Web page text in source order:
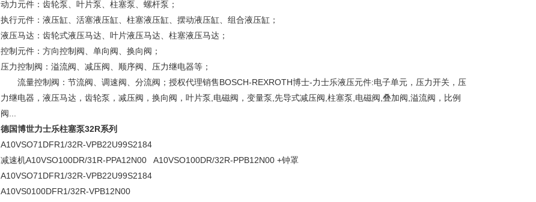
动力元件：齿轮泵、叶片泵、柱塞泵、螺杆泵；
执行元件：液压缸、活塞液压缸、柱塞液压缸、摆动液压缸、组合液压缸；
液压马达：齿轮式液压马达、叶片液压马达、柱塞液压马达；
控制元件：方向控制阀、单向阀、换向阀；
压力控制阀：溢流阀、减压阀、顺序阀、压力继电器等；
流量控制阀：节流阀、调速阀、分流阀；授权代理销售BOSCH-REXROTH博士-力士乐液压元件:电子单元，压力开关，压
力继电器，液压马达，齿轮泵，减压阀，换向阀，叶片泵,电磁阀，变量泵,先导式减压阀,柱塞泵,电磁阀,叠加阀,溢流阀，比例
阀...
德国博世力士乐柱塞泵32R系列
A10VSO71DFR1/32R-VPB22U99S2184
减速机A10VSO100DR/31R-PPA12N00 A10VSO100DR/32R-PPB12N00 +钟罩
A10VSO71DFR1/32R-VPB22U99S2184
A10VS0100DFR1/32R-VPB12N00